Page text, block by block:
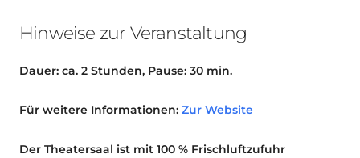
Hinweise zur Veranstaltung
Dauer: ca. 2 Stunden, Pause: 30 min.
Für weitere Informationen: Zur Website
Der Theatersaal ist mit 100 % Frischluftzufuhr